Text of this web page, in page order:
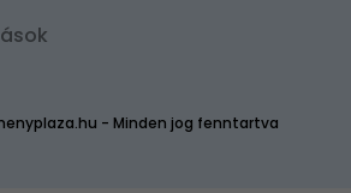
- Minden jog fenntartva